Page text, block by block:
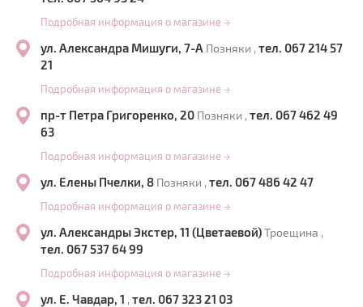
Подробная информация о магазине →
ул. Александра Мишуги, 7-А Позняки , тел. 067 214 57
21
Подробная информация о магазине →
пр-т Петра Григоренко, 20 Позняки , тел. 067 462 49
63
Подробная информация о магазине →
ул. Елены Пчелки, 8 Позняки , тел. 067 486 42 47
Подробная информация о магазине →
ул. Александры Экстер, 11 (Цветаевой)Троещина ,
тел. 067 537 64 99
Подробная информация о магазине →
ул. Е. Чавдар, 1 , тел. 067 323 21 03